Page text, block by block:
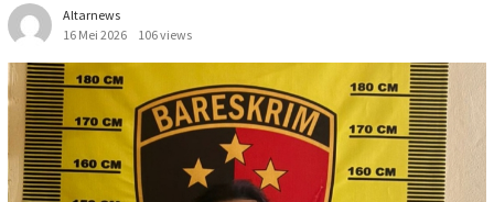
Altarnews
16 Mei 2026
106 views